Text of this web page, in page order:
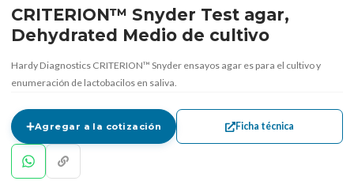
CRITERION™ Snyder Test agar,
Dehydrated Medio de cultivo
Hardy Diagnostics CRITERION™ Snyder ensayos agar es para el cultivo y
enumeración de lactobacilos en saliva.
Agregar a la cotización Ficha técnica